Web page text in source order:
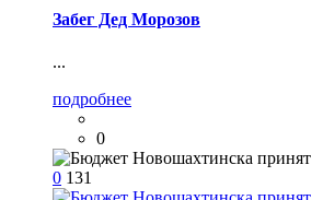
Забег Дед Морозов
...
подробнее
0
0 131